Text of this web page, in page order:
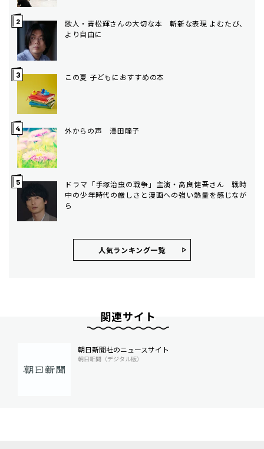
歌人・青松輝さんの大切な本 斬新な表現 よむたび、
より自由に
この夏 子どもにおすすめの本
外からの声 澤田瞳子
ドラマ「手塚治虫の戦争」主演・高良健吾さん 戦時
中の少年時代の厳しさと漫画への強い熱量を感じなが
ら
人気ランキング⼀覧
関連サイト
朝日新聞社のニュースサイト
朝日新聞（デジタル版）